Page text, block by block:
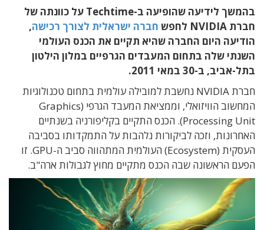
בהמשך לידיעה שהופיעה ב-Techtime על
כוונתה של
חברת NVIDIA לחפש
חברה ישראלית לצורך רכישה,
הודיעה היום החברה שהיא תקיים את הכנס העולמי
השנתי שלה בתחום המעבדים הגרפיים במלון הילטון
בתל-אביב, ב-30 במאי 2011.
חברת NVIDIA נחשבת למובילה עולמית בתחום טכנולוגיות
המחשוב הוויזואלי, וממציאת המעבד הגרפי (Graphics
Processing Unit). הכנס התקיים בקליפורניה בשנתיים
האחרונות, וזכה לביקורות נלהבות על התמקדותו בסביבה
העסקית (Ecosystem) העולמית המתהווה סביב ה-GPU. זו
הפעם הראשונה שבה הכנס מתקיים מחוץ לגבולות ארה"ב.